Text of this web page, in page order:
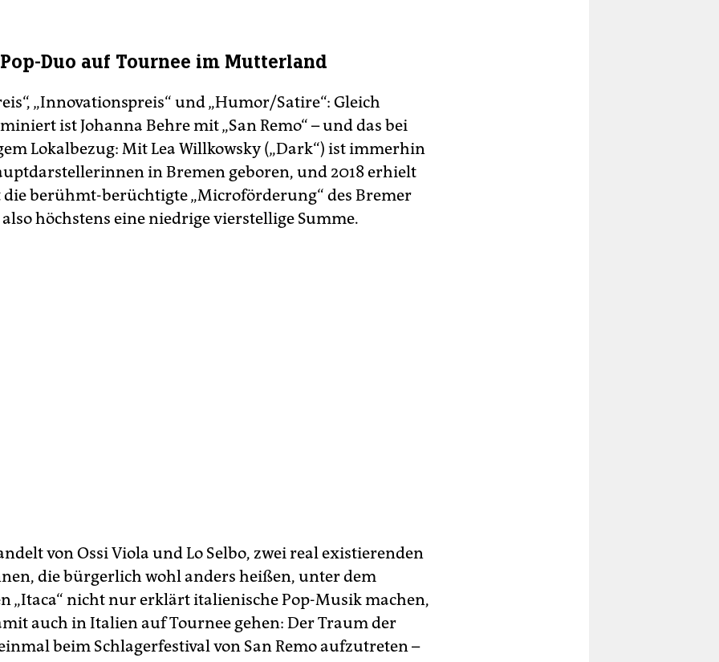
Duo auf Tournee im Mutterland
„Innovationspreis“ und „Humor/Satire“: Gleich
ist Johanna Behre mit „San Remo“ – und das bei
Lokalbezug: Mit Lea Willkowsky („Dark“) ist immerhin
in Bremen geboren, und 2018 erhielt
die berühmt-berüchtigte „Microförderung“ des Bremer
höchstens eine niedrige vierstellige Summe.
von Ossi Viola und Lo Selbo, zwei real existierenden
die bürgerlich wohl anders heißen, unter dem
„Itaca“ nicht nur erklärt italienische Pop-Musik machen,
auch in Italien auf Tournee gehen: Der Traum der
beim Schlagerfestival von San Remo aufzutreten –